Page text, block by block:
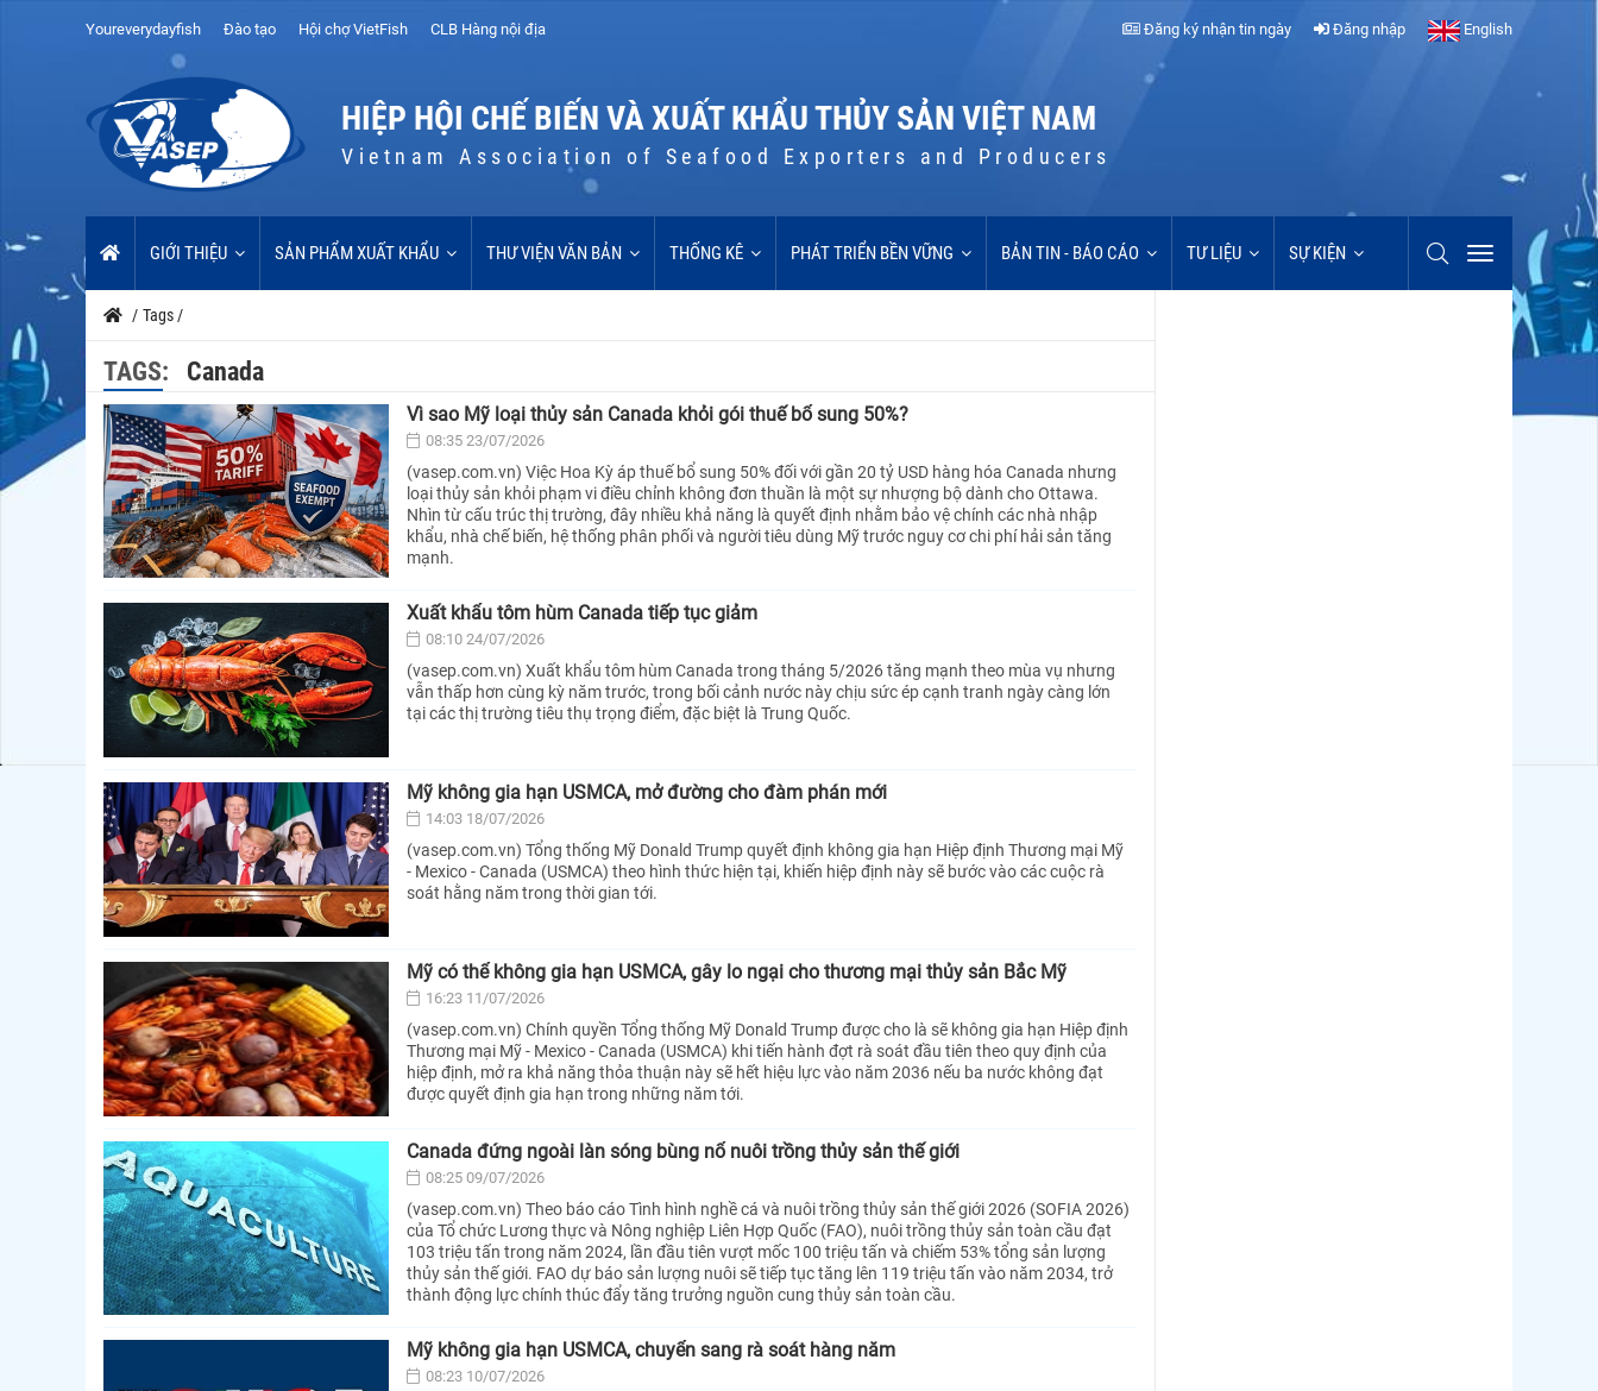
Youreverydayfish Đào tạo Hội chợ VietFish CLB Hàng nội địa Đăng ký nhận tin ngày Đăng nhập English
HIỆP HỘI CHẾ BIẾN VÀ XUẤT KHẨU THỦY SẢN VIỆT NAM
Vietnam Association of Seafood Exporters and Producers
GIỚI THIỆU SẢN PHẨM XUẤT KHẨU THƯ VIỆN VĂN BẢN THỐNG KÊ PHÁT TRIỂN BỀN VỮNG BẢN TIN - BÁO CÁO TƯ LIỆU SỰ KIỆN
/ Tags /
TAGS: Canada
Vì sao Mỹ loại thủy sản Canada khỏi gói thuế bổ sung 50%?
08:35 23/07/2026
(vasep.com.vn) Việc Hoa Kỳ áp thuế bổ sung 50% đối với gần 20 tỷ USD hàng hóa Canada nhưng
loại thủy sản khỏi phạm vi điều chỉnh không đơn thuần là một sự nhượng bộ dành cho Ottawa.
Nhìn từ cấu trúc thị trường, đây nhiều khả năng là quyết định nhằm bảo vệ chính các nhà nhập
khẩu, nhà chế biến, hệ thống phân phối và người tiêu dùng Mỹ trước nguy cơ chi phí hải sản tăng
mạnh.
Xuất khẩu tôm hùm Canada tiếp tục giảm
08:10 24/07/2026
(vasep.com.vn) Xuất khẩu tôm hùm Canada trong tháng 5/2026 tăng mạnh theo mùa vụ nhưng
vẫn thấp hơn cùng kỳ năm trước, trong bối cảnh nước này chịu sức ép cạnh tranh ngày càng lớn
tại các thị trường tiêu thụ trọng điểm, đặc biệt là Trung Quốc.
Mỹ không gia hạn USMCA, mở đường cho đàm phán mới
14:03 18/07/2026
(vasep.com.vn) Tổng thống Mỹ Donald Trump quyết định không gia hạn Hiệp định Thương mại Mỹ
- Mexico - Canada (USMCA) theo hình thức hiện tại, khiến hiệp định này sẽ bước vào các cuộc rà
soát hằng năm trong thời gian tới.
Mỹ có thể không gia hạn USMCA, gây lo ngại cho thương mại thủy sản Bắc Mỹ
16:23 11/07/2026
(vasep.com.vn) Chính quyền Tổng thống Mỹ Donald Trump được cho là sẽ không gia hạn Hiệp định
Thương mại Mỹ - Mexico - Canada (USMCA) khi tiến hành đợt rà soát đầu tiên theo quy định của
hiệp định, mở ra khả năng thỏa thuận này sẽ hết hiệu lực vào năm 2036 nếu ba nước không đạt
được quyết định gia hạn trong những năm tới.
Canada đứng ngoài làn sóng bùng nổ nuôi trồng thủy sản thế giới
08:25 09/07/2026
(vasep.com.vn) Theo báo cáo Tình hình nghề cá và nuôi trồng thủy sản thế giới 2026 (SOFIA 2026)
của Tổ chức Lương thực và Nông nghiệp Liên Hợp Quốc (FAO), nuôi trồng thủy sản toàn cầu đạt
103 triệu tấn trong năm 2024, lần đầu tiên vượt mốc 100 triệu tấn và chiếm 53% tổng sản lượng
thủy sản thế giới. FAO dự báo sản lượng nuôi sẽ tiếp tục tăng lên 119 triệu tấn vào năm 2034, trở
thành động lực chính thúc đẩy tăng trưởng nguồn cung thủy sản toàn cầu.
Mỹ không gia hạn USMCA, chuyển sang rà soát hàng năm
08:23 10/07/2026